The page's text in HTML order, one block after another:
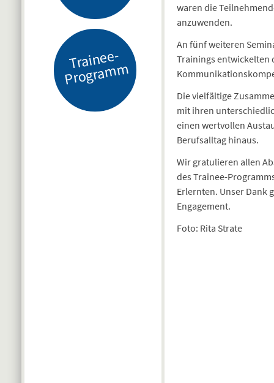
Tr
ai
n
e
e-
Pr
o
gr
a
m
m
waren die
anzuwenden.
An fünf weiteren
Trainings entwickelten
Die vielfältige
mit ihren
einen wertvollen
Berufsalltag hinaus.
Wir gratulieren allen
des Trainee-
Erlernten. Unser Dank
Engagement.
Foto: Rita Strate